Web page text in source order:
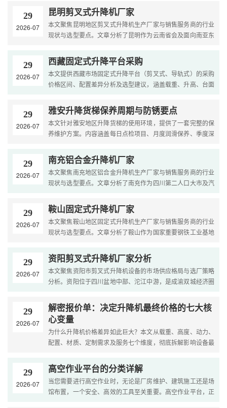
质....
29
2026-07
昆明剪叉式升降机厂家
本文聚焦昆明地区剪叉式升降机生产厂家与销售服务商的行业
现状与选型要点。文章分析了昆明作为云南省会及面向南亚东
与....
29
2026-07
西藏固定式升降平台采购
本文提供西藏市场固定式升降平台（剪叉式、导轨式）的采购
价格区间、配置差异分析及选型建议，涵盖载重、升高、台面
压、....
29
2026-07
雅安升降货梯保养周期与防锈要点
本文针对雅安地区升降货梯的使用环境，提供了一套完整的保
养维护方案。内容涵盖每日点检项目、月度润滑保养、季度深
29
2026-07
南充铝合金升降机厂家
本文聚焦南充地区铝合金升降机生产厂家与销售服务商的行业
现状与选型要点。文章分析了南充作为四川第二人口大市及汽
降....
29
2026-07
鞍山固定式升降机厂家
本文聚焦鞍山地区固定式升降机生产厂家与销售服务商的行业
现状与选型要点。文章分析了鞍山作为国家重要钢铁工业基地
固....
29
2026-07
资阳剪叉式升降机厂家分析
本文聚焦资阳市剪叉式升降机设备的市场供应格局与选厂策略
分析。资阳位于四川盆地中部、沱江中游，是成渝双城经济圈
29
2026-07
解密报价单：决定升降机最终价格的七大核
心变量
为什么升降机价格差异如此巨大？本文从载重、高度、动力、
配置、材质、定制需求及服务七个维度，彻底拆解影响设备最
29
2026-07
高空作业平台的分类详解
当您需要进行高空作业时，无论是厂房维护、建筑施工还是场
馆布置，一个安全、高效的工具至关重要。高空作业平台，正